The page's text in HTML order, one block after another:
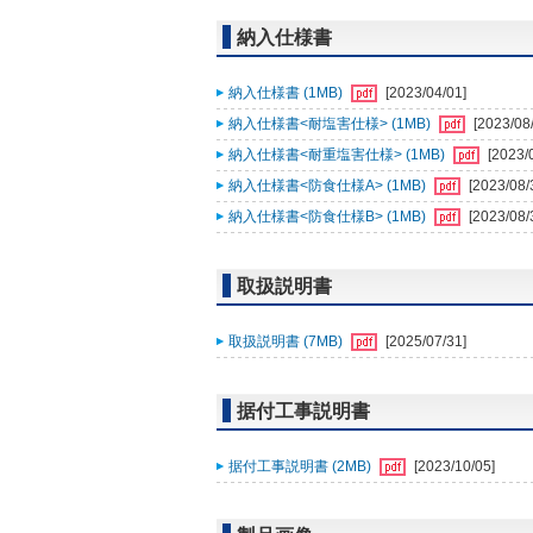
納入仕様書
納入仕様書 (1MB)
[2023/04/01]
納入仕様書<耐塩害仕様> (1MB)
[2023/
納入仕様書<耐重塩害仕様> (1MB)
[2023/
納入仕様書<防食仕様A> (1MB)
[2023/08/
納入仕様書<防食仕様B> (1MB)
[2023/08/
取扱説明書
取扱説明書 (7MB) [2025/07/31]
据付工事説明書
据付工事説明書 (2MB) [2023/10/05]